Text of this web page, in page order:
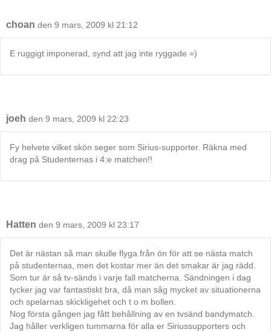
choan den 9 mars, 2009 kl 21:12
E ruggigt imponerad, synd att jag inte ryggade =)
joeh den 9 mars, 2009 kl 22:23
Fy helvete vilket skön seger som Sirius-supporter. Räkna med
drag på Studenternas i 4:e matchen!!
Hatten den 9 mars, 2009 kl 23:17
Det är nästan så man skulle flyga från ön för att se nästa match
på studenternas, men det kostar mer än det smakar är jag rädd.
Som tur är så tv-sänds i varje fall matcherna. Sändningen i dag
tycker jag var fantastiskt bra, då man såg mycket av situationerna
och spelarnas skickligehet och t o m bollen.
Nog första gången jag fått behållning av en tvsänd bandymatch.
Jag håller verkligen tummarna för alla er Siriussupporters och